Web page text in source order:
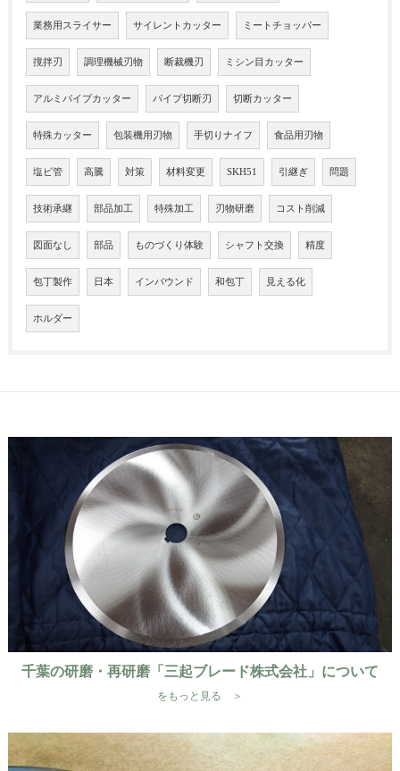
業務用スライサー サイレントカッター ミートチョッパー
撹拌刃 調理機械刃物 断裁機刃 ミシン目カッター
アルミパイプカッター パイプ切断刃 切断カッター
特殊カッター 包装機用刃物 手切りナイフ 食品用刃物
塩ビ管 高騰 対策 材料変更 SKH51 引継ぎ 問題
技術承継 部品加工 特殊加工 刃物研磨 コスト削減
図面なし 部品 ものづくり体験 シャフト交換 精度
包丁製作 日本 インバウンド 和包丁 見える化
ホルダー
千葉の研磨・再研磨「三起ブレード株式会社」について
をもっと見る ＞